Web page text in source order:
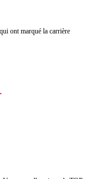
ont marqué la carrière